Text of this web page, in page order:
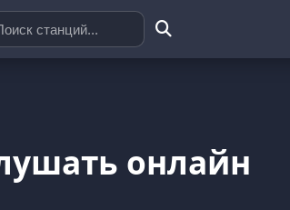
онлайн